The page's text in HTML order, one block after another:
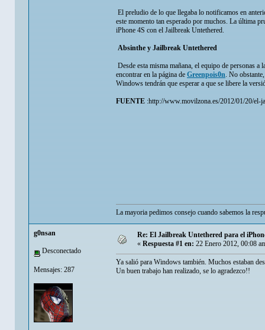
El preludio de lo que llegaba lo notificamos en
este momento tan esperado por muchos. La última
iPhone 4S con el Jailbreak Untethered.
Absinthe y Jailbreak Untethered
Desde esta misma mañana, el equipo de personas a
encontrar en la página deGreenpois0n. No
Windows tendrán que esperar a que se libere la
FUENTE:http://www.movilzona.es/2012/01/20/el-
La mayoria pedimos consejo cuando sabemos la
g0nsan
Desconectado
Mensajes: 287
Re: El Jailbreak Untethered para el
« Respuesta #1 en: 22 Enero 2012, 00:08
Ya salió para Windows también. Muchos estaban
Un buen trabajo han realizado, se lo agradezco!!